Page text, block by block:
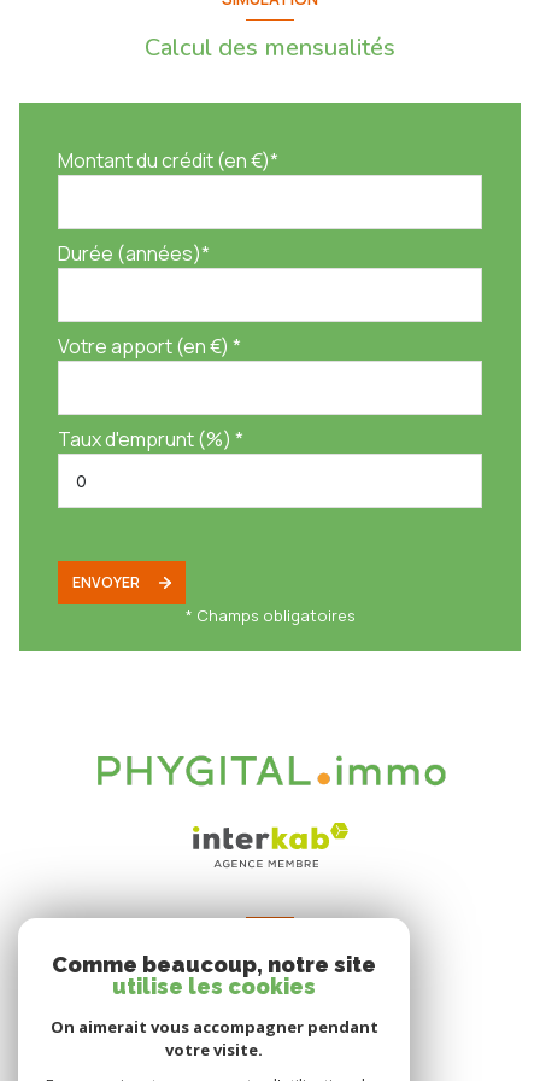
Calcul des mensualités
Montant du crédit (en €)*
Durée (années)*
Votre apport (en €) *
Taux d'emprunt (%) *
ENVOYER
* Champs obligatoires
Espace propriétaire
Comme beaucoup, notre site
utilise les cookies
On aimerait vous accompagner pendant
votre visite.